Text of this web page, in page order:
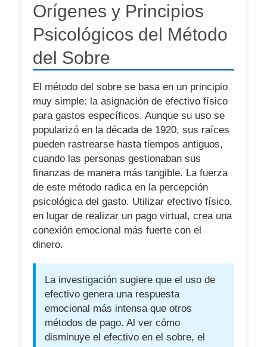
Orígenes y Principios
Psicológicos del Método
del Sobre
El método del sobre se basa en un principio
muy simple: la asignación de efectivo físico
para gastos específicos. Aunque su uso se
popularizó en la década de 1920, sus raíces
pueden rastrearse hasta tiempos antiguos,
cuando las personas gestionaban sus
finanzas de manera más tangible. La fuerza
de este método radica en la percepción
psicológica del gasto. Utilizar efectivo físico,
en lugar de realizar un pago virtual, crea una
conexión emocional más fuerte con el
dinero.
La investigación sugiere que el uso de
efectivo genera una respuesta
emocional más intensa que otros
métodos de pago. Al ver cómo
disminuye el efectivo en el sobre, el